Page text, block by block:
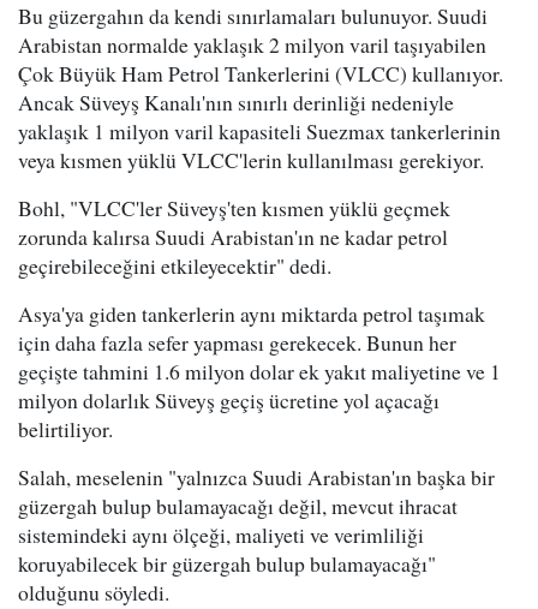
Bu güzergahın da kendi sınırlamaları bulunuyor. Suudi
Arabistan normalde yaklaşık 2 milyon varil taşıyabilen
Çok Büyük Ham Petrol Tankerlerini (VLCC) kullanıyor.
Ancak Süveyş Kanalı'nın sınırlı derinliği nedeniyle
yaklaşık 1 milyon varil kapasiteli Suezmax tankerlerinin
veya kısmen yüklü VLCC'lerin kullanılması gerekiyor.
Bohl, "VLCC'ler Süveyş'ten kısmen yüklü geçmek
zorunda kalırsa Suudi Arabistan'ın ne kadar petrol
geçirebileceğini etkileyecektir" dedi.
Asya'ya giden tankerlerin aynı miktarda petrol taşımak
için daha fazla sefer yapması gerekecek. Bunun her
geçişte tahmini 1.6 milyon dolar ek yakıt maliyetine ve 1
milyon dolarlık Süveyş geçiş ücretine yol açacağı
belirtiliyor.
Salah, meselenin "yalnızca Suudi Arabistan'ın başka bir
güzergah bulup bulamayacağı değil, mevcut ihracat
sistemindeki aynı ölçeği, maliyeti ve verimliliği
koruyabilecek bir güzergah bulup bulamayacağı"
olduğunu söyledi.